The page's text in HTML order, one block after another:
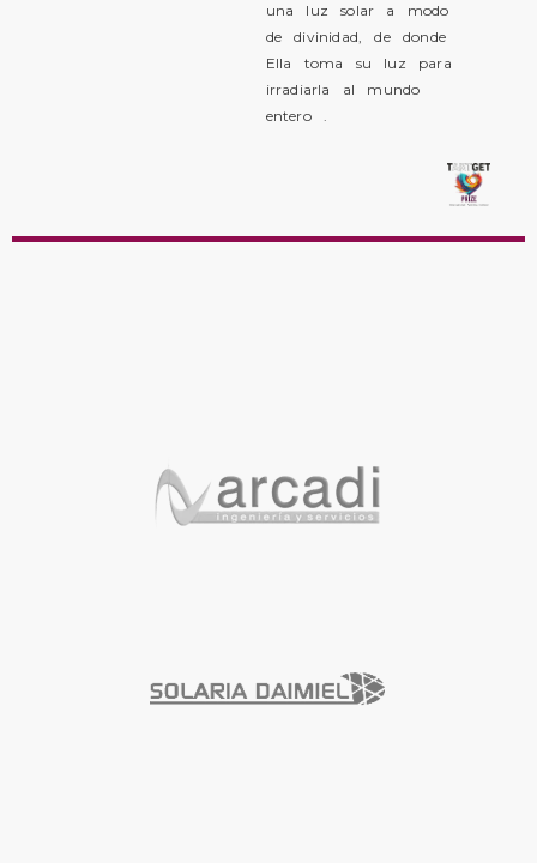
una luz solar a modo
de divinidad, de donde
Ella toma su luz para
irradiarla al mundo
entero .